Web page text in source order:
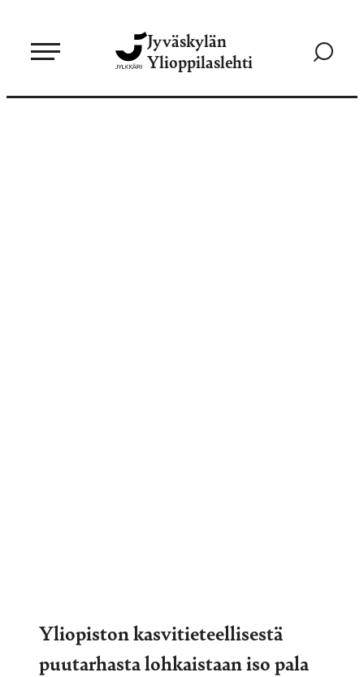
sisältöön
Jyväskylän
Ylioppilaslehti
Siirry
Yliopiston kasvitieteellisestä
puutarhasta lohkaistaan iso pala